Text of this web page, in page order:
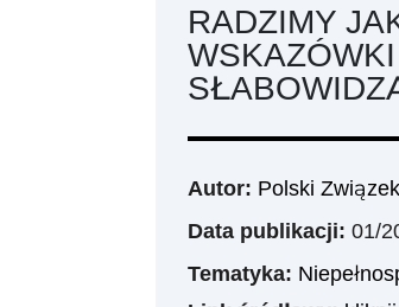
RADZIMY
Autor: Polski
Data publikacji: 01/
Tematyka: